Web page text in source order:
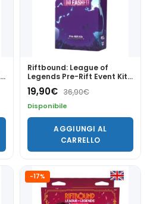
Riftbound: League of
Legends Pre-Rift Event Kit
19,90€ 36,90€
Disponibile
AGGIUNGI AL
CARRELLO
-17%